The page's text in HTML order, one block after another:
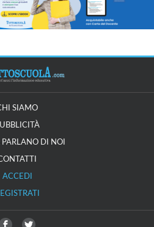
SIAMO
PARLANO DI NOI
ACCEDI